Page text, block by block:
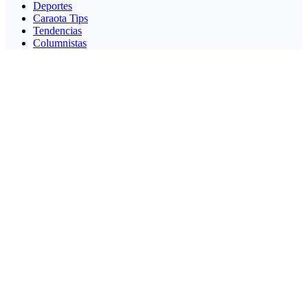
Deportes
Caraota Tips
Tendencias
Columnistas